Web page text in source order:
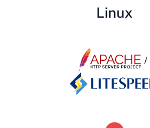
Linux
/